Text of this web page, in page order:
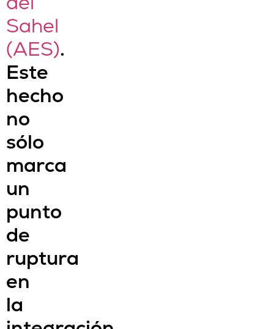
Sahel
(AES).
Este
hecho
no
sólo
marca
un
punto
de
ruptura
en
la